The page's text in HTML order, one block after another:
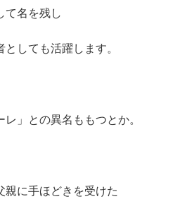
て名を残し
しても活躍します。
レ」との異名ももつとか。
親に手ほどきを受けた